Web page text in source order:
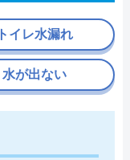
トイレ水漏れ
水が出ない